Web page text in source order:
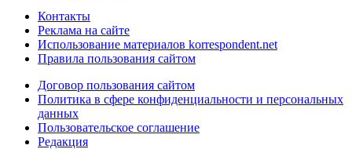
Контакты
Реклама на сайте
Использование материалов korrespondent.net
Правила пользования сайтом
Договор пользования сайтом
Политика в сфере конфиденциальности и персональных
данных
Пользовательское соглашение
Редакция